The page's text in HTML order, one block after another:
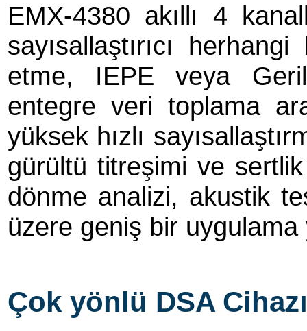
EMX-4380 akıllı 4
sayısallaştırıcı
etme, IEPE veya
entegre veri toplama
yüksek hızlı
gürültü titreşimi ve
dönme analizi, akustik
üzere geniş bir
Çok yönlü DSA Cihazı